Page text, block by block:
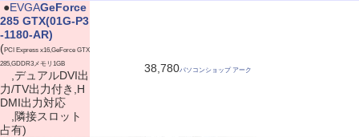
●EVGAGeForce
285 GTX(01G-P3
-1180-AR)
(PCI Express x16,GeForce GTX
285,GDDR3メモリ1GB
,デュアルDVI出
力/TV出力付き,H
DMI出力対応
,隣接スロット
占有)
38,780パソコンショップ アーク